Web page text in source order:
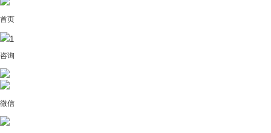
首页
1
咨询
微信